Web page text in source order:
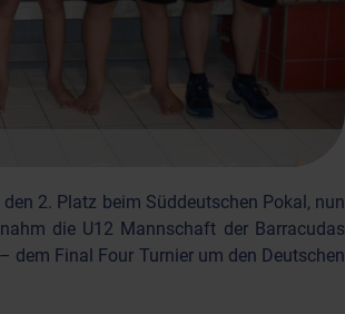
2. Platz beim Süddeutschen Pokal, nun
die U12 Mannschaft der Barracudas
dem Final Four Turnier um den Deutschen